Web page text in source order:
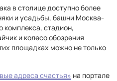
в столице доступно более
и усадьбы, башни Москва-
комплекса, стадион,
и колесо обозрения
площадках можно не только
адреса счастья» на портале